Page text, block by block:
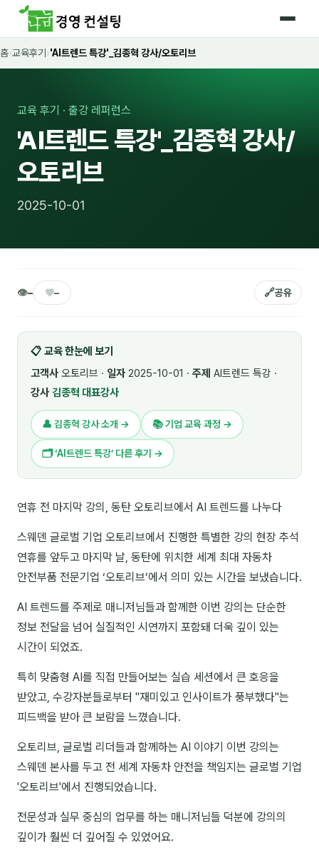
홈
🤖 AI · IT 교육
📈 마케팅 · 영업
🤝 B2B 세일즈
🌏 글로벌 비즈니스
4
🏭 산업 특화
🎬 영상 · 콘텐츠
📊 프레젠테이션 · 기획
👥 리더십 · 조직
🤲 협력강사 과정
📈 B2B 마케팅
🤖 AI 실무
🧭 기획·전략
김종혁
홈›교육후기 ›'AI트렌드 특강'_김종혁 강사/오토리브
교육 후기 · 출강 레퍼런스
'AI트렌드 특강'_김종혁 강사/
오토리브
2025-10-01
👁– ♥– 🔗공유
📋 교육 한눈에 보기
고객사 오토리브 · 일자 2025-10-01 · 주제 AI트렌드 특강 ·
강사 김종혁 대표강사
👤 김종혁 강사 소개 → 📚 기업 교육 과정 →
🗂 ‘AI트렌드 특강’ 다른 후기 →
연휴 전 마지막 강의, 동탄 오토리브에서 AI 트렌드를 나누다
스웨덴 글로벌 기업 오토리브에서 진행한 특별한 강의 현장 추석
연휴를 앞두고 마지막 날, 동탄에 위치한 세계 최대 자동차
안전부품 전문기업 ‘오토리브’에서 의미 있는 시간을 보냈습니다.
AI 트렌드를 주제로 매니저님들과 함께한 이번 강의는 단순한
정보 전달을 넘어 실질적인 시연까지 포함돼 더욱 깊이 있는
시간이 되었죠.
특히 맞춤형 AI를 직접 만들어보는 실습 세션에서 큰 호응을
받았고, 수강자분들로부터 "재미있고 인사이트가 풍부했다"는
피드백을 받아 큰 보람을 느꼈습니다.
오토리브, 글로벌 리더들과 함께하는 AI 이야기 이번 강의는
스웨덴 본사를 두고 전 세계 자동차 안전을 책임지는 글로벌 기업
'오토리브'에서 진행되었습니다.
전문성과 실무 중심의 업무를 하는 매니저님들 덕분에 강의의
깊이가 훨씬 더 깊어질 수 있었어요.